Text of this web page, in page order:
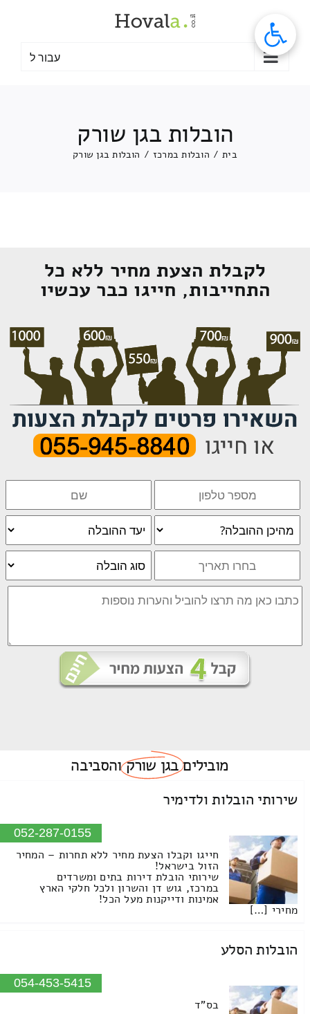
עבור ל
הובלות בגן שורק
בית / הובלות במרכז / הובלות בגן שורק
לקבלת הצעת מחיר ללא כל
התחייבות, חייגו כבר עכשיו
מוביליםבגן שורקוהסביבה
שירותי הובלות ולדימיר
052-287-0155
חייגו וקבלו הצעת מחיר ללא תחרות – המחיר
הזול בישראל!
שירותי הובלת דירות בתים ומשרדים
במרכז, גוש דן והשרון ולכל חלקי הארץ
אמינות ודייקנות מעל הכל!
מחירי […]
הובלות הסלע
054-453-5415
בס"ד